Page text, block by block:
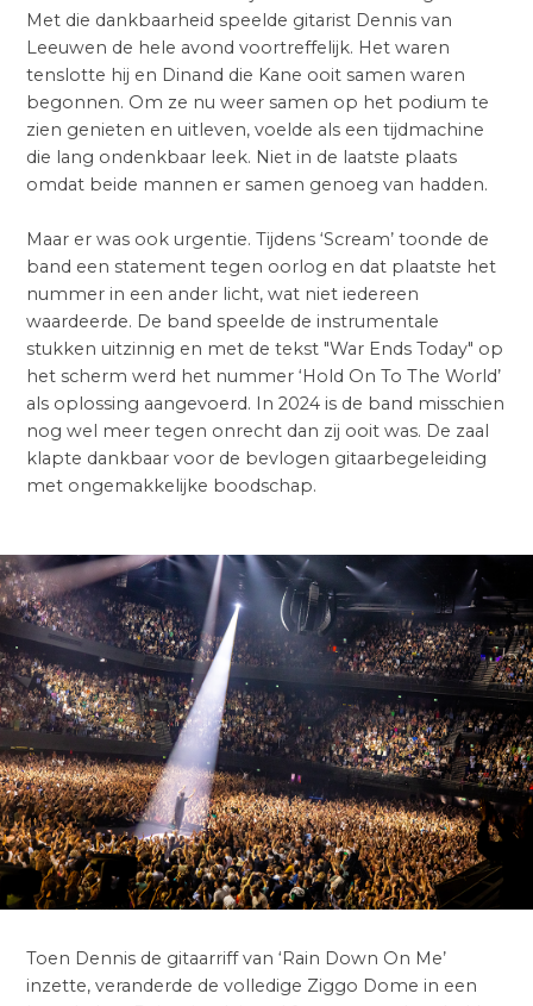
Met die dankbaarheid speelde gitarist Dennis van
Leeuwen de hele avond voortreffelijk. Het waren
tenslotte hij en Dinand die Kane ooit samen waren
begonnen. Om ze nu weer samen op het podium te
zien genieten en uitleven, voelde als een tijdmachine
die lang ondenkbaar leek. Niet in de laatste plaats
omdat beide mannen er samen genoeg van hadden.
Maar er was ook urgentie. Tijdens ‘Scream’ toonde de
band een statement tegen oorlog en dat plaatste het
nummer in een ander licht, wat niet iedereen
waardeerde. De band speelde de instrumentale
stukken uitzinnig en met de tekst "War Ends Today" op
het scherm werd het nummer ‘Hold On To The World’
als oplossing aangevoerd. In 2024 is de band misschien
nog wel meer tegen onrecht dan zij ooit was. De zaal
klapte dankbaar voor de bevlogen gitaarbegeleiding
met ongemakkelijke boodschap.
Toen Dennis de gitaarriff van ‘Rain Down On Me’
inzette, veranderde de volledige Ziggo Dome in een